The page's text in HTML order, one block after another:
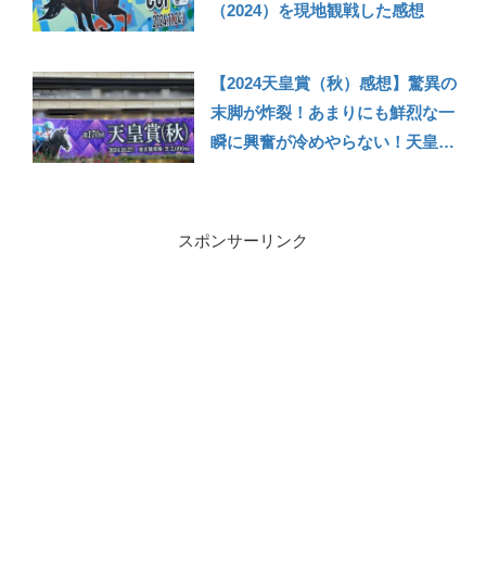
（2024）を現地観戦した感想
【2024天皇賞（秋）感想】驚異の
末脚が炸裂！あまりにも鮮烈な一
瞬に興奮が冷めやらない！天皇賞
スポンサーリンク